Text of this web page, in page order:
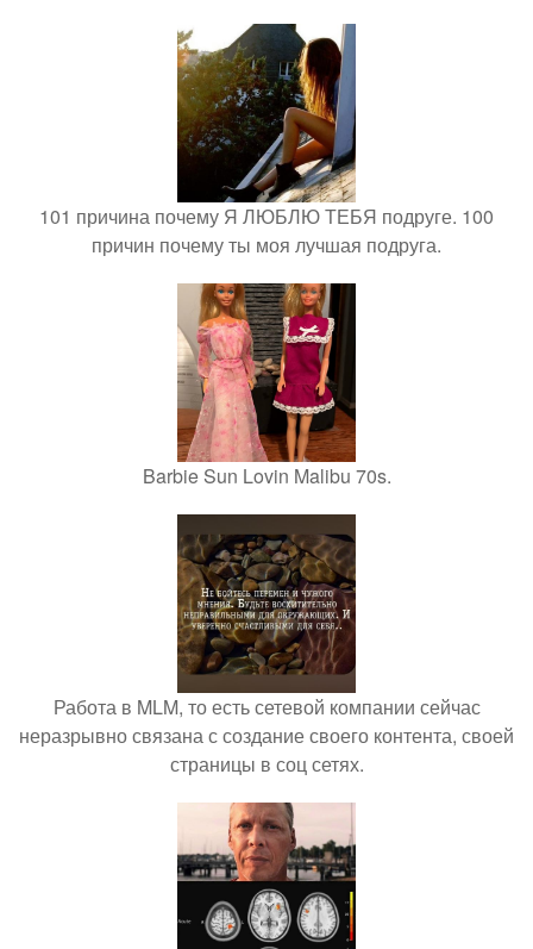
101 причина почему Я ЛЮБЛЮ ТЕБЯ подруге. 100
причин почему ты моя лучшая подруга.
Barbie Sun Lovin Malibu 70s.
Работа в MLM, то есть сетевой компании сейчас
неразрывно связана с создание своего контента, своей
страницы в соц сетях.